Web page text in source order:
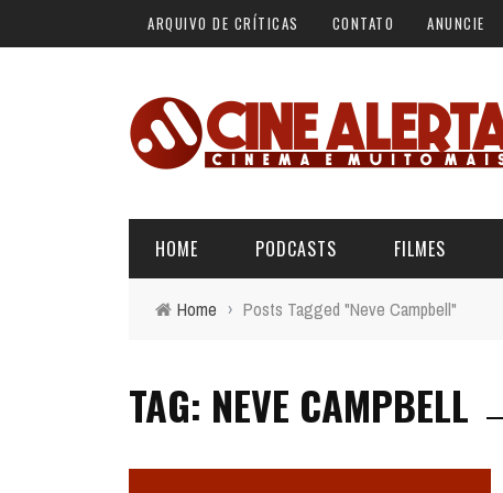
ARQUIVO DE CRÍTICAS CONTATO ANUNCIE
HOME PODCASTS
ALERTA DE SPOILER
FILMES
CINERAMA
Home › Posts Tagged "Neve Campbell"
TAG: NEVE CAMPBELL